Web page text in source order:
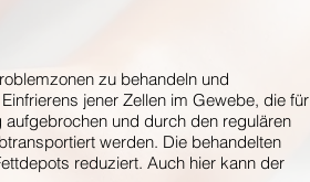
zu behandeln und
jener Zellen im Gewebe, die für
und durch den regulären
werden. Die behandelten
reduziert. Auch hier kann der